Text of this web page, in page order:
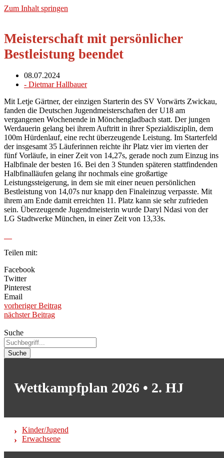
Zum Inhalt springen
Meisterschaft mit persönlicher
Bestleistung beendet
08.07.2024
- Dietmar Hallbauer
Mit Letje Gärtner, der einzigen Starterin des SV Vorwärts Zwickau,
fanden die Deutschen Jugendmeisterschaften der U18 am
vergangenen Wochenende in Mönchengladbach statt. Der jungen
Werdauerin gelang bei ihrem Auftritt in ihrer Spezialdisziplin, dem
100m Hürdenlauf, eine recht überzeugende Leistung. Im Starterfeld
der insgesamt 35 Läuferinnen reichte ihr Platz vier im vierten der
fünf Vorläufe, in einer Zeit von 14,27s, gerade noch zum Einzug ins
Halbfinale der besten 16. Bei den 3 Stunden späteren stattfindenden
Halbfinalläufen gelang ihr nochmals eine großartige
Leistungssteigerung, in dem sie mit einer neuen persönlichen
Bestleistung von 14,07s nur knapp den Finaleinzug verpasste. Mit
ihrem am Ende damit erreichten 11. Platz kann sie sehr zufrieden
sein. Überzeugende Jugendmeisterin wurde Daryl Ndasi von der
LG Stadtwerke München, in einer Zeit von 13,33s.
Teilen mit:
Facebook
Twitter
Pinterest
Email
vorheriger Beitrag
nächster Beitrag
Suche
Suche
Wettkampfplan 2026 • 2. HJ
Kinder/Jugend
Erwachsene